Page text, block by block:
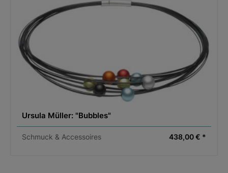
Ursula Müller: "Bubbles"
Schmuck & Accessoires 438,00 € *